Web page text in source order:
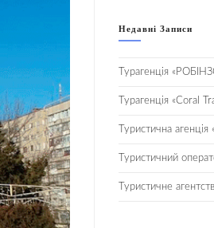
Недавні Записи
Турагенція
Турагенція «Coral
Туристична
Туристичний
Туристичне